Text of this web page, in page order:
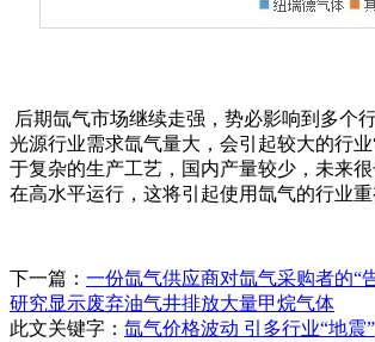
后期氙气市场继续走强，势必影响到多个
光源行业需求氙气量大，会引起较大的行业
于复杂的生产工艺，国内产量较少，未来
在高水平运行，这将引起使用氙气的行业重
下一篇： 一份氙气供应商对氙气采购者的“
研究显示废弃油气井排放大量甲烷气体
此文关键字： 氙气价格波动 引多行业“地震”